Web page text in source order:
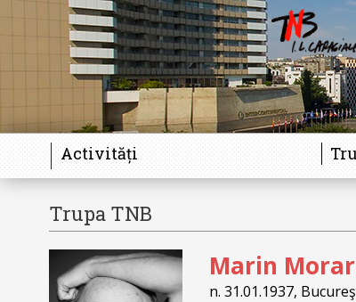
Activități
Trupa TNB
Galerie Marin
n. 31.01.1937,